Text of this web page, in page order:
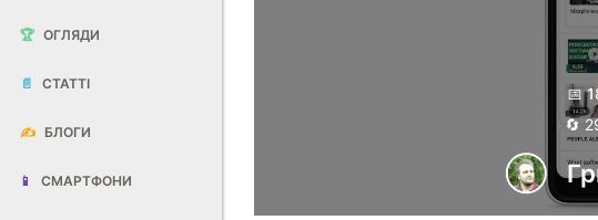
🏆 ОГЛЯДИ
📄 СТАТТІ
✍️ БЛОГИ
📱 СМАРТФОНИ
📅
🔄